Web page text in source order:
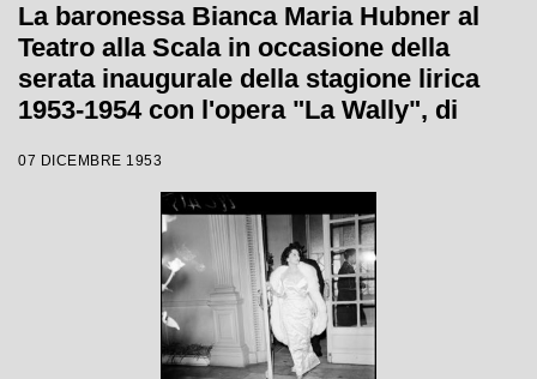
La baronessa Bianca Maria Hubner al
Teatro alla Scala in occasione della
serata inaugurale della stagione lirica
1953-1954 con l'opera "La Wally", di
Giulini, con la regia di Tatiana Pavlova
07 DICEMBRE 1953